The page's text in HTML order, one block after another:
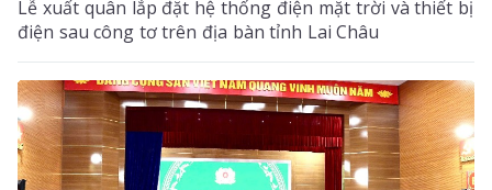
Lễ xuất quân lắp đặt hệ thống điện mặt trời và thiết bị
điện sau công tơ trên địa bàn tỉnh Lai Châu